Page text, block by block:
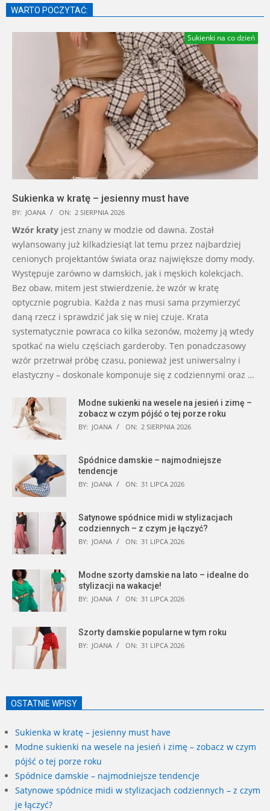
WARTO POCZYTAĆ:
Sukienki na co dzień
Sukienka w kratę – jesienny must have
BY: JOANA ON: 2 SIERPNIA 2026
Wzór kraty jest znany w modzie od dawna. Został
wylansowany już kilkadziesiąt lat temu przez najbardziej
cenionych projektantów świata oraz największe domy mody.
Występuje zarówno w damskich, jak i męskich kolekcjach.
Bez obaw, mitem jest stwierdzenie, że wzór w kratę
optycznie pogrubia. Każda z nas musi sama przymierzyć
daną rzecz i sprawdzić jak się w niej czuje. Krata
systematycznie powraca co kilka sezonów, możemy ją wtedy
spotkać na wielu częściach garderoby. Ten ponadczasowy
wzór przetrwał próbę czasu, ponieważ jest uniwersalny i
elastyczny – doskonale komponuje się z codziennymi oraz …
Modne sukienki na wesele na jesień i zimę –
zobacz w czym pójść o tej porze roku
BY: JOANA ON: 2 SIERPNIA 2026
Spódnice damskie – najmodniejsze
tendencje
BY: JOANA ON: 31 LIPCA 2026
Satynowe spódnice midi w stylizacjach
codziennych – z czym je łączyć?
BY: JOANA ON: 31 LIPCA 2026
Modne szorty damskie na lato – idealne do
stylizacji na wakacje!
BY: JOANA ON: 31 LIPCA 2026
Szorty damskie popularne w tym roku
BY: JOANA ON: 31 LIPCA 2026
OSTATNIE WPISY
Sukienka w kratę – jesienny must have
Modne sukienki na wesele na jesień i zimę – zobacz w czym
pójść o tej porze roku
Spódnice damskie – najmodniejsze tendencje
Satynowe spódnice midi w stylizacjach codziennych – z czym
je łączyć?